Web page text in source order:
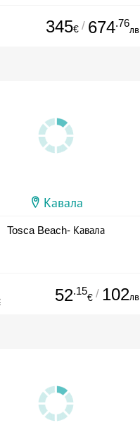
345€ / 674.76
лв.
Кавала
Tosca Beach- Кавала
52.15
€ / 102лв.